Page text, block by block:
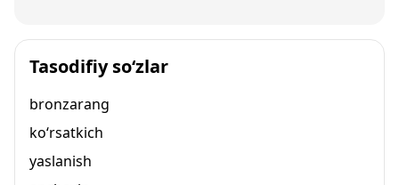
Tasodifiy so‘zlar
bronzarang
ko‘rsatkich
yaslanish